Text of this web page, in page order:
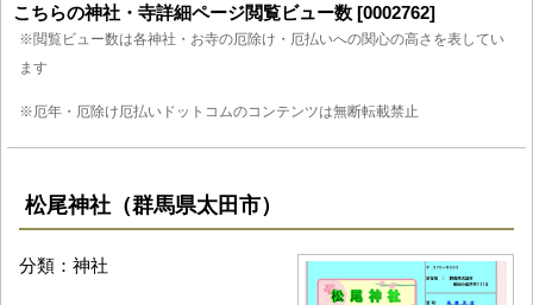
こちらの神社・寺詳細ページ閲覧ビュー数 [0002762]
※閲覧ビュー数は各神社・お寺の厄除け・厄払いへの関心の高さを表してい
ます
※厄年・厄除け厄払いドットコムのコンテンツは無断転載禁止
松尾神社（群馬県太田市）
分類：神社